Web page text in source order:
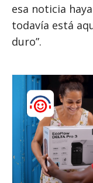
esa noticia
todavía está
duro”.